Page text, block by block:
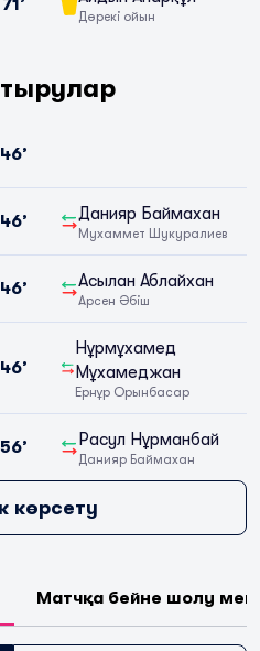
71’
Дөрекі ойын
46’
46’ Данияр Баймахан
Мухаммет Шукуралиев
46’ Асылан Аблайхан
Арсен Әбіш
46’
Нұрмұхамед
Мұхамеджан
Ернұр Орынбасар
56’ Расул Нұрманбай
Данияр Баймахан
көрсету
Матчқа бейне шолу